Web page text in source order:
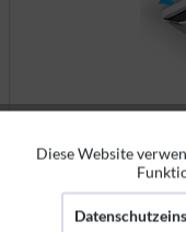
NiteAir 50 x 50 -
Dachlüfter
Funktionale
Marketing
Diese Website